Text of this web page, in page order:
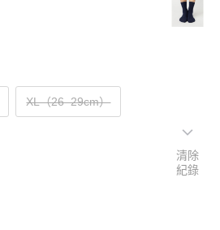
XL（26–29cm）
清除
紀錄